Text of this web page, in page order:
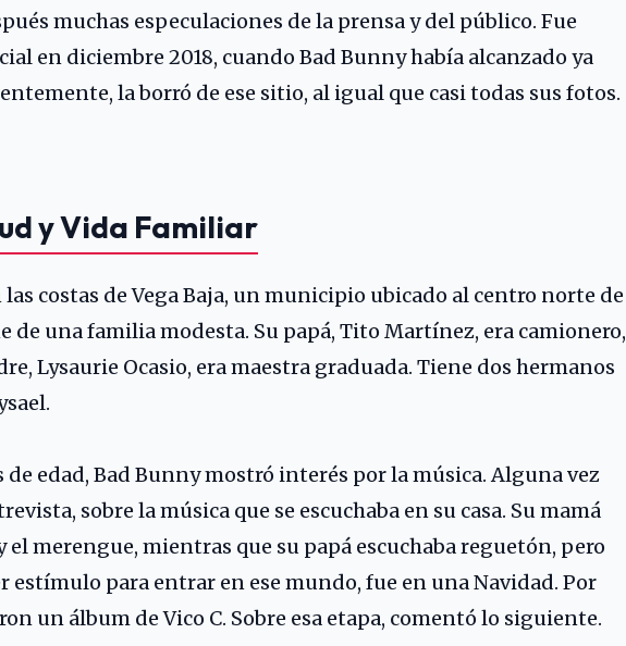
muchas especulaciones de la prensa y del público. Fue
en diciembre 2018, cuando Bad Bunny había alcanzado ya
la borró de ese sitio, al igual que casi todas sus fotos.
y Vida Familiar
costas de Vega Baja, un municipio ubicado al centro norte de
de una familia modesta. Su papá, Tito Martínez, era camionero,
Lysaurie Ocasio, era maestra graduada. Tiene dos hermanos
de edad, Bad Bunny mostró interés por la música. Alguna vez
sobre la música que se escuchaba en su casa. Su mamá
el merengue, mientras que su papá escuchaba reguetón, pero
estímulo para entrar en ese mundo, fue en una Navidad. Por
un álbum deVico C. Sobre esa etapa, comentó lo siguiente.